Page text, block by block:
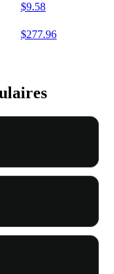
$9.58
$277.96